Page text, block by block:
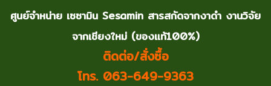
ศูนย์จำหน่าย เซซามิน Sesamin สารสกัดจากงาดำ งานวิจัย
จากเชียงใหม่ (ของแท้100%)
ติดต่อ/สั่งซื้อ
โทร. 063-649-9363